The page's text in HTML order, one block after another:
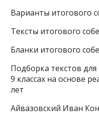
Варианты итогового
Тексты итогового
Бланки итогового
Подборка текстов
9 классах на основе
лет
Айвазовский Иван